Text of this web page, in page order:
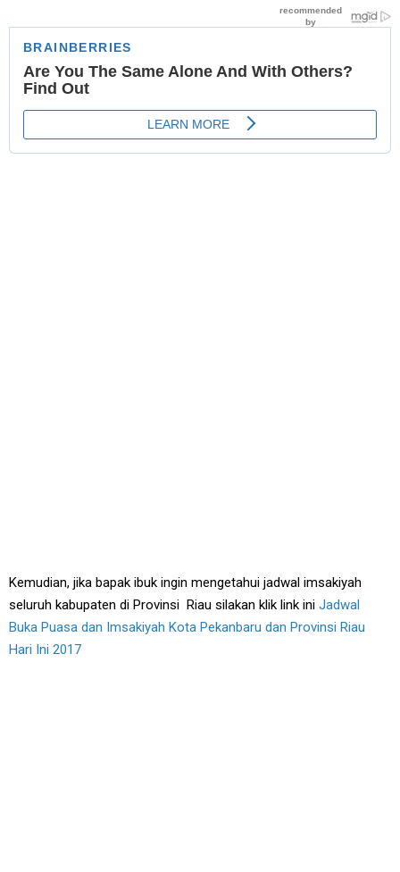
Kemudian, jika bapak ibuk ingin mengetahui jadwal imsakiyah
seluruh kabupaten di Provinsi Riau silakan klik link ini Jadwal
Buka Puasa dan Imsakiyah Kota Pekanbaru dan Provinsi Riau
Hari Ini 2017